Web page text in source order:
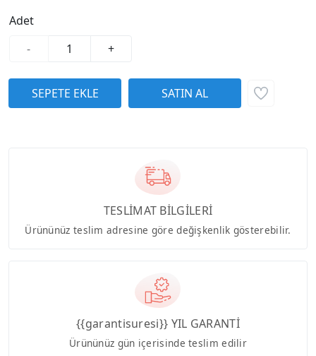
Adet
-
+
TESLİMAT BİLGİLERİ
Ürününüz teslim adresine göre değişkenlik gösterebilir.
{{garantisuresi}} YIL GARANTİ
Ürününüz gün içerisinde teslim edilir